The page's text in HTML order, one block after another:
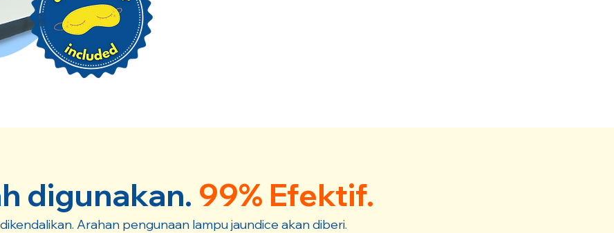
digunakan. 99% Efektif.
Arahan pengunaan lampu jaundice akan diberi.